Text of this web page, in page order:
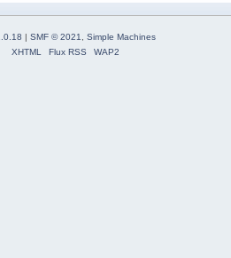
| SMF © 2021
Simple Machines
XHTML
Flux RSS WAP2